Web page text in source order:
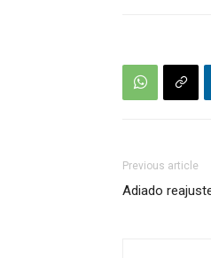
Previous article
Adiado